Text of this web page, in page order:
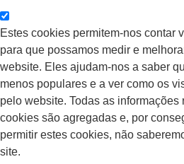
Estes cookies permitem-nos contar
para que possamos medir e
website. Eles ajudam-nos a saber
menos populares e a ver como os
pelo website. Todas as informações
cookies são agregadas e, por
permitir estes cookies, não
site.